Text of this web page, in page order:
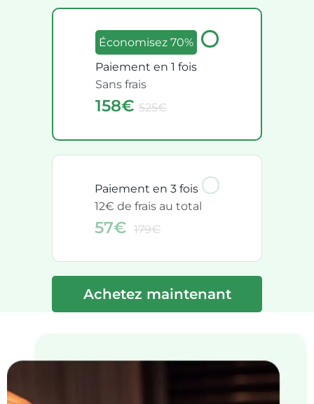
Économisez 70%
Paiement en 1 fois
Sans frais
158€ 525€
Paiement en 3 fois
12€ de frais au total
57€ 179€
Achetez maintenant